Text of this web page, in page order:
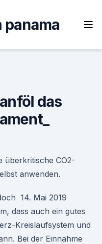
panama
das
überkritische CO2-
anwenden.
14. Mai 2019
dass auch ein gutes
Kreislaufsystem und
Bei der Einnahme